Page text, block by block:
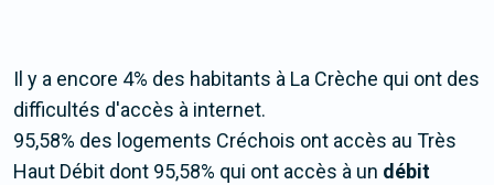
Il y a encore 4% des habitants à La Crèche qui ont des
difficultés d'accès à internet.
95,58% des logements Créchois ont accès au Très
Haut Débit dont 95,58% qui ont accès à un débit